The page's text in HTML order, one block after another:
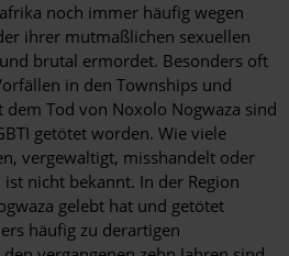
noch immer häufig wegen
ihrer mutmaßlichen sexuellen
brutal ermordet. Besonders oft
in den Townships und
dem Tod von Noxolo Nogwaza sind
getötet worden. Wie viele
vergewaltigt, misshandelt oder
nicht bekannt. In der Region
gelebt hat und getötet
häufig zu derartigen